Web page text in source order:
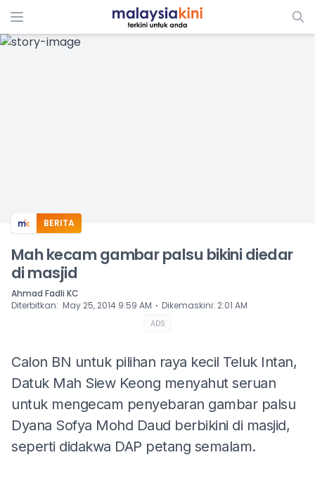
ADS
BERITA
Mah kecam gambar palsu bikini diedar
di masjid
Ahmad Fadli KC
Diterbitkan: May 25, 2014 9:59 AM ⋅ Dikemaskini: 2:01 AM
ADS
Calon BN untuk pilihan raya kecil Teluk Intan,
Datuk Mah Siew Keong menyahut seruan
untuk mengecam penyebaran gambar palsu
Dyana Sofya Mohd Daud berbikini di masjid,
seperti didakwa DAP petang semalam.